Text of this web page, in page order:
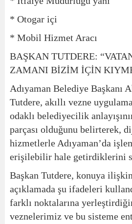
* Otogar içi
* Mobil Hizmet Aracı
BAŞKAN TUTDERE:
ZAMANI BİZİM İÇİN
Adıyaman Belediye Başkanı
Tutdere, akıllı vezne
odaklı belediyecilik
parçası olduğunu belirterek,
hizmetlerle Adıyaman’da
erişilebilir hale getirdiklerini
Başkan Tutdere, konuya ilişkin
açıklamada şu ifadeleri
farklı noktalarına
veznelerimiz ve bu sisteme